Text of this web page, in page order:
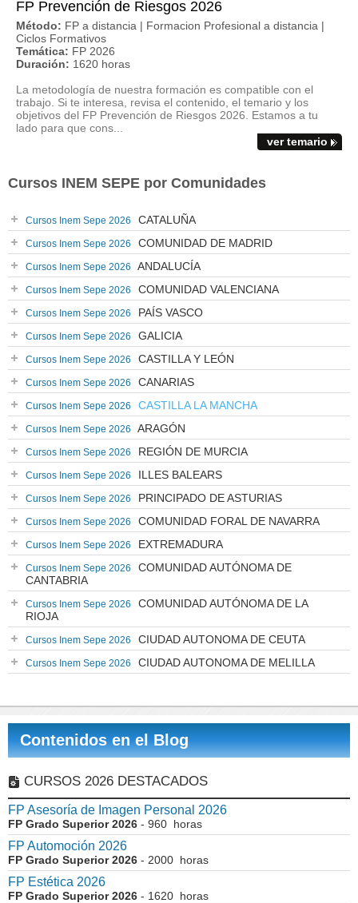
FP Prevención de Riesgos 2026
Método: FP a distancia | Formacion Profesional a distancia |
Ciclos Formativos
Temática: FP 2026
Duración: 1620 horas
La metodología de nuestra formación es compatible con el
trabajo. Si te interesa, revisa el contenido, el temario y los
objetivos del FP Prevención de Riesgos 2026. Estamos a tu
lado para que cons...
ver temario
Cursos INEM SEPE por Comunidades
Cursos Inem Sepe 2026 CATALUÑA
Cursos Inem Sepe 2026 COMUNIDAD DE MADRID
Cursos Inem Sepe 2026 ANDALUCÍA
Cursos Inem Sepe 2026 COMUNIDAD VALENCIANA
Cursos Inem Sepe 2026 PAÍS VASCO
Cursos Inem Sepe 2026 GALICIA
Cursos Inem Sepe 2026 CASTILLA Y LEÓN
Cursos Inem Sepe 2026 CANARIAS
Cursos Inem Sepe 2026 CASTILLA LA MANCHA
Cursos Inem Sepe 2026 ARAGÓN
Cursos Inem Sepe 2026 REGIÓN DE MURCIA
Cursos Inem Sepe 2026 ILLES BALEARS
Cursos Inem Sepe 2026 PRINCIPADO DE ASTURIAS
Cursos Inem Sepe 2026 COMUNIDAD FORAL DE NAVARRA
Cursos Inem Sepe 2026 EXTREMADURA
Cursos Inem Sepe 2026
COMUNIDAD AUTÓNOMA DE
CANTABRIA
Cursos Inem Sepe 2026
COMUNIDAD AUTÓNOMA DE LA
RIOJA
Cursos Inem Sepe 2026 CIUDAD AUTONOMA DE CEUTA
Cursos Inem Sepe 2026 CIUDAD AUTONOMA DE MELILLA
Contenidos en el Blog
CURSOS 2026 DESTACADOS
FP Asesoría de Imagen Personal 2026
FP Grado Superior 2026 - 960 horas
FP Automoción 2026
FP Grado Superior 2026 - 2000 horas
FP Estética 2026
FP Grado Superior 2026 - 1620 horas